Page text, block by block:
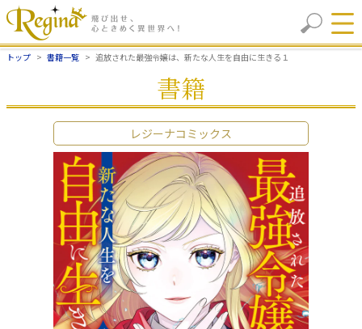
トップ 書籍一覧 追放された最強令嬢は、新たな人生を自由に生きる１
書籍
レジーナコミックス